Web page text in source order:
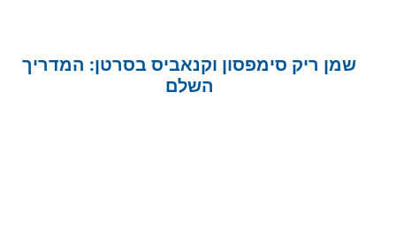
שמן ריק סימפסון וקנאביס בסרטן: המדריך
השלם